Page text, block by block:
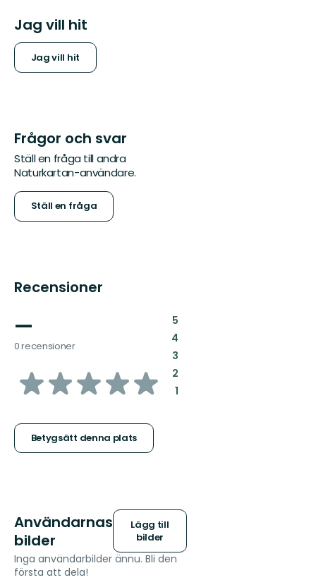
Jag vill hit
Jag vill hit
Frågor och svar
Ställ en fråga till andra
Naturkartan-användare.
Ställ en fråga
Recensioner
—
0 recensioner
av
stjärnor
Betygsätt denna plats
5:
4:
3:
2:
1:
Användarnas
bilder
Lägg till
bilder
Inga användarbilder ännu. Bli den
första att dela!